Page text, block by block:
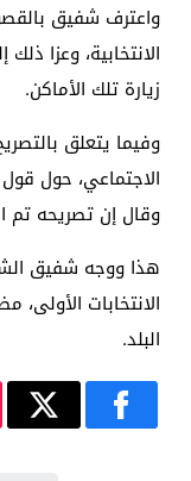
واعترف شفيق
الانتخابية، وعزا
زيارة تلك الأماكن.
وفيما يتعلق
الاجتماعي، حول
وقال إن تصريحه تم
هذا ووجه شفيق
الانتخابات
البلد.